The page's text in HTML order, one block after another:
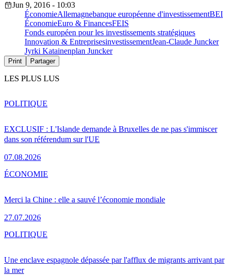
Jun 9, 2016 - 10:03
ÉconomieAllemagnebanque européenne d'investissementBEI
ÉconomieEuro & FinancesFEIS
Fonds européen pour les investissements stratégiques
Innovation & EntreprisesinvestissementJean-Claude Juncker
Jyrki Katainenplan Juncker
Print Partager
LES PLUS LUS
EXCLUSIF : L'Islande demande à Bruxelles de ne pas s'immiscer
dans son référendum sur l'UE
07.08.2026
POLITIQUE
Merci la Chine : elle a sauvé l’économie mondiale
27.07.2026
ÉCONOMIE
Une enclave espagnole dépassée par l'afflux de migrants arrivant par
la mer
POLITIQUE